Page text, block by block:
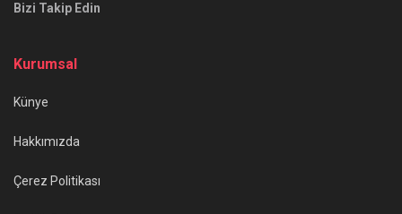
Bizi Takip Edin
Kurumsal
Künye
Hakkımızda
Çerez Politikası